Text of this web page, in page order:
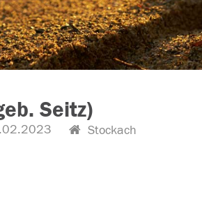
Seitz)
Stockach